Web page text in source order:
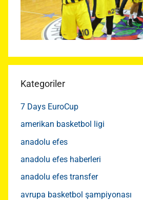
Kategoriler
7 Days EuroCup
amerikan basketbol ligi
anadolu efes
anadolu efes haberleri
anadolu efes transfer
avrupa basketbol şampiyonası